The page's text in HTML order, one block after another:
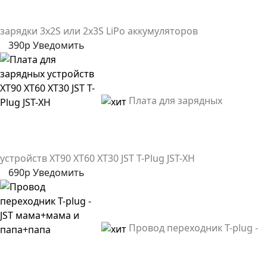
зарядки 3х2S или 2x3S LiPo аккумуляторов
390р Уведомить
Плата для зарядных
устройств XT90 XT60 XT30 JST T-Plug JST-XH
690р Уведомить
Провод переходник T-plug -